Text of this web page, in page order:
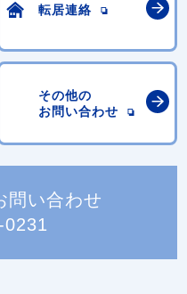
転居連絡
その他の
お問い合わせ
問い合わせ